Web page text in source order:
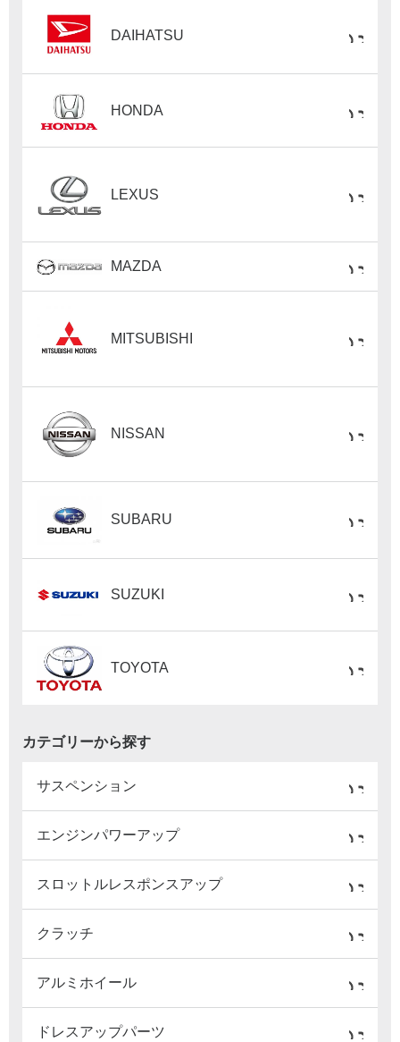
DAIHATSU
HONDA
LEXUS
MAZDA
MITSUBISHI
NISSAN
SUBARU
SUZUKI
TOYOTA
カテゴリーから探す
サスペンション
エンジンパワーアップ
スロットルレスポンスアップ
クラッチ
アルミホイール
ドレスアップパーツ